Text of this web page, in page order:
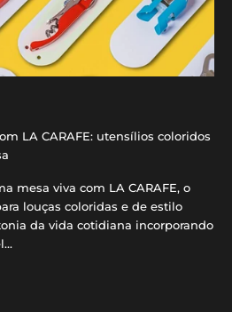
LA CARAFE: utensílios coloridos
mesa viva com LA CARAFE, o
louças coloridas e de estilo
da vida cotidiana incorporando